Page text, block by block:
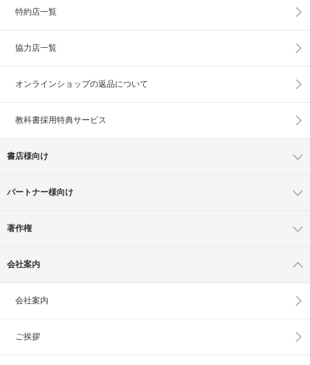
特約店一覧
協力店一覧
オンラインショップの返品について
教科書採用特典サービス
書店様向け
パートナー様向け
著作権
会社案内
会社案内
ご挨拶